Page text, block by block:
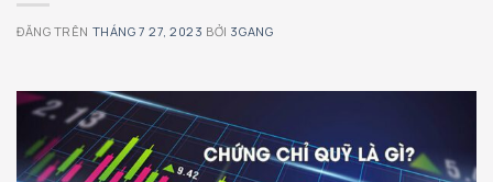
ĐĂNG TRÊN THÁNG 7 27, 2023 BỞI 3GANG